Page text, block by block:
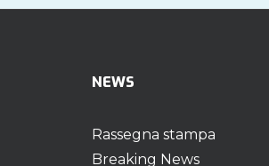
NEWS
Rassegna stampa
Breaking News